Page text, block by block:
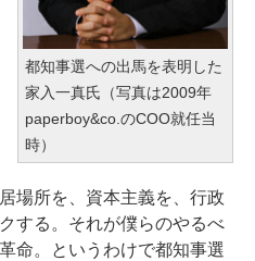
都知事選への出馬を表明した
家入一真氏（写真は2009年
paperboy&co.のCOO就任当
時）
場所を、資本主義を、行政
する。それが僕らのやるべ
命。というわけで都知事選